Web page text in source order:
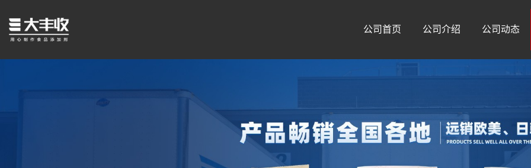
公司首页 公司介绍 公司动态